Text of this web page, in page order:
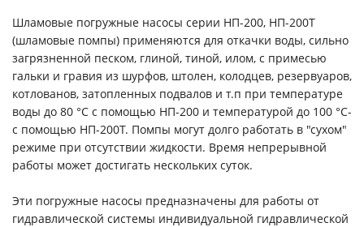
Шламовые погружные насосы серии НП-200, НП-200Т
(шламовые помпы) применяются для откачки воды, сильно
загрязненной песком, глиной, тиной, илом, с примесью
гальки и гравия из шурфов, штолен, колодцев, резервуаров,
котлованов, затопленных подвалов и т.п при температуре
воды до 80 °C с помощью НП-200 и температурой до 100 °C-
с помощью НП-200Т. Помпы могут долго работать в "сухом"
режиме при отсутствии жидкости. Время непрерывной
работы может достигать нескольких суток.
Эти погружные насосы предназначены для работы от
гидравлической системы индивидуальной гидравлической